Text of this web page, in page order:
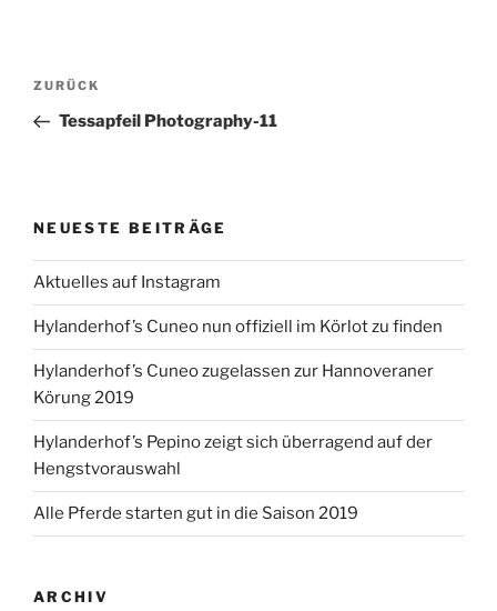
Beitragsnavigation
Vorheriger
Beitrag
ZURÜCK
Tessapfeil Photography-11
NEUESTE BEITRÄGE
Aktuelles auf Instagram
Hylanderhof’s Cuneo nun offiziell im Körlot zu finden
Hylanderhof’s Cuneo zugelassen zur Hannoveraner
Körung 2019
Hylanderhof’s Pepino zeigt sich überragend auf der
Hengstvorauswahl
Alle Pferde starten gut in die Saison 2019
ARCHIV